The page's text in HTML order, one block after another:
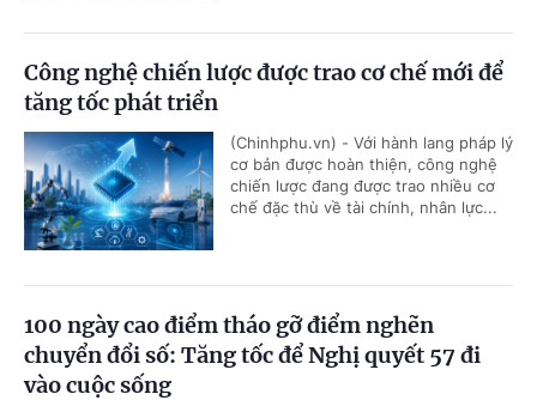
Công nghệ chiến lược được trao cơ chế mới để
tăng tốc phát triển
(Chinhphu.vn) - Với hành lang pháp lý
cơ bản được hoàn thiện, công nghệ
chiến lược đang được trao nhiều cơ
chế đặc thù về tài chính, nhân lực...
100 ngày cao điểm tháo gỡ điểm nghẽn
chuyển đổi số: Tăng tốc để Nghị quyết 57 đi
vào cuộc sống